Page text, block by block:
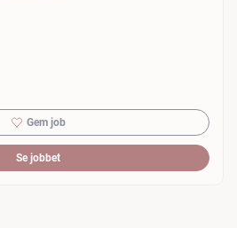
Gem job
Se jobbet